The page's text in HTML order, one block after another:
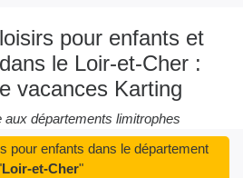
pour enfants et
le Loir-et-Cher :
vacances Karting
aux départements limitrophes
pour enfants dans le département
Loir-et-Cher"